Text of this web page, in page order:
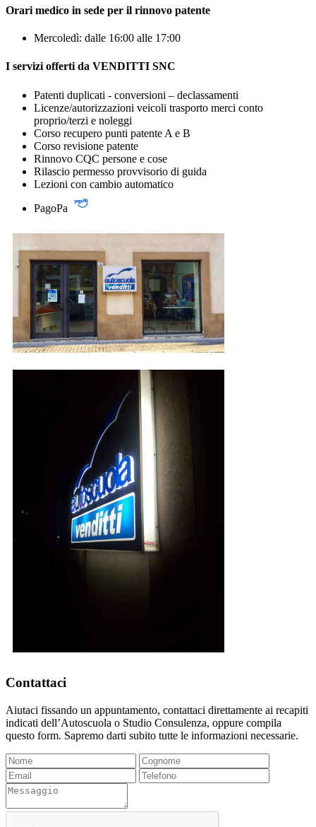
Orari medico in sede per il rinnovo patente
Mercoledì: dalle 16:00 alle 17:00
I servizi offerti da VENDITTI SNC
Patenti duplicati - conversioni – declassamenti
Licenze/autorizzazioni veicoli trasporto merci conto
proprio/terzi e noleggi
Corso recupero punti patente A e B
Corso revisione patente
Rinnovo CQC persone e cose
Rilascio permesso provvisorio di guida
Lezioni con cambio automatico
PagoPa
Contattaci
Aiutaci fissando un appuntamento, contattaci direttamente ai recapiti
indicati dell’Autoscuola o Studio Consulenza, oppure compila
questo form. Sapremo darti subito tutte le informazioni necessarie.